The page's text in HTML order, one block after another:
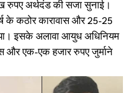
अर्थदंड की सजा सुनाई।
के कठोर कारावास और 25-25
इसके अलावा आयुध अधिनियम
और एक-एक हजार रुपए जुर्माने